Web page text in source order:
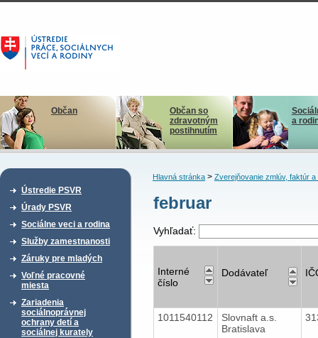
Občan
Občan so
zdravotným
postihnutím
a
Ústredie PSVR
Úrady PSVR
Sociálne veci a rodina
Služby zamestnanosti
Záruky pre mladých
Voľné pracovné
miesta
Zariadenia
sociálnoprávnej
ochrany detí a
sociálnej kurately
Hlavná stránka> Zverejňovanie zmlúv, faktúr a
februar
Vyhľadať:
Interné
číslo
Dodávateľ
1011540112
Slovnaft a.s.
Bratislava